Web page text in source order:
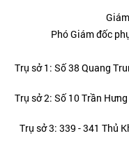
Phó Giám đốc
Trụ sở 1: Số 38 Quang
Trụ sở 2: Số 10 Trần
Trụ sở 3: 339 - 341 Thủ